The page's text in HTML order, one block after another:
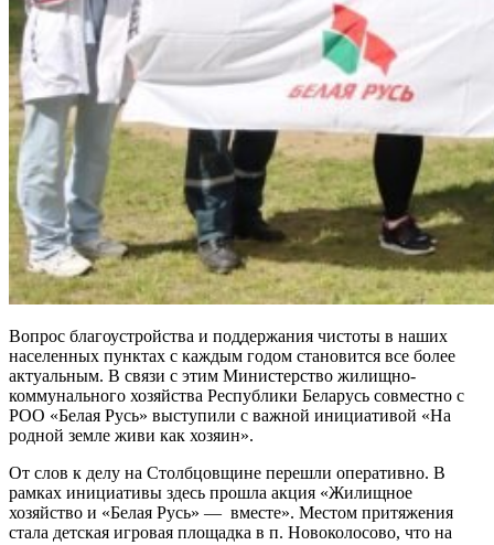
Вопрос благоустройства и поддержания чистоты в наших
населенных пунктах с каждым годом становится все более
актуальным. В связи с этим Министерство жилищно-
коммунального хозяйства Республики Беларусь совместно с
РОО «Белая Русь» выступили с важной инициативой «На
родной земле живи как хозяин».
От слов к делу на Столбцовщине перешли оперативно. В
рамках инициативы здесь прошла акция «Жилищное
хозяйство и «Белая Русь» — вместе». Местом притяжения
стала детская игровая площадка в п. Новоколосово, что на